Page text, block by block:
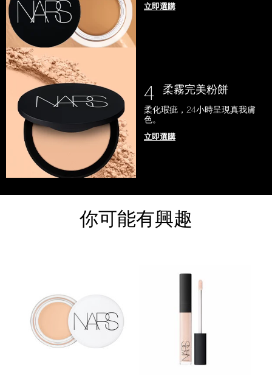
立即選購
4 柔霧完美粉餅
柔化瑕疵，24小時呈現真我膚
色。
立即選購
你可能有興趣